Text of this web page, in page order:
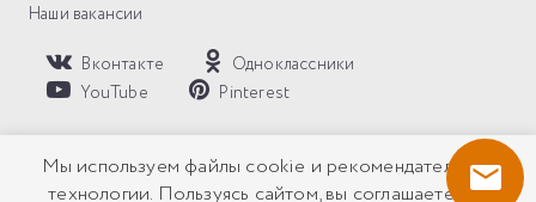
Наши вакансии
Вконтакте
Одноклассники
YouTube
Pinterest
Политика компании в отношении обработки персональных
данных
Мы используем файлы cookie и рекомендательные
технологии. Пользуясь сайтом, вы соглашаетесь с